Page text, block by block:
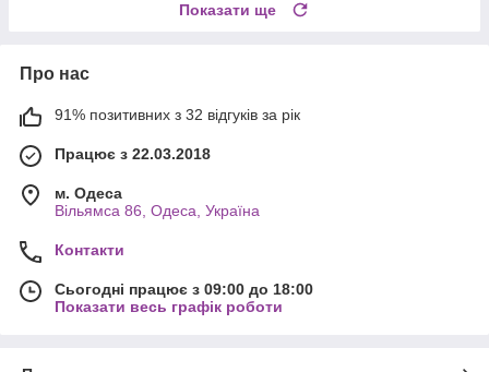
Показати ще
Про нас
91% позитивних з 32 відгуків за рік
Працює з 22.03.2018
м. Одеса
Вільямса 86, Одеса, Україна
Контакти
Сьогодні працює з 09:00 до 18:00
Показати весь графік роботи